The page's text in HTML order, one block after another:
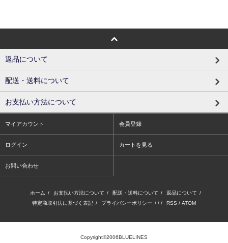
返品について
配送・送料について
お支払い方法について
マイアカウント 会員登録
ログイン カートを見る
お問い合わせ
ホーム / お支払い方法について / 配送・送料について / 返品について /
特定商取引法に基づく表記 / プライバシーポリシー / / / RSS / ATOM
Copyright©2006BLUELINES